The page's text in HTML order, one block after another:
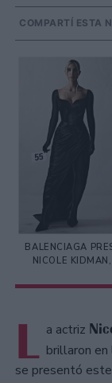
COMPARTÍ ESTA
BALENCIAGA
NICOLE
L a actriz
brillaron en
se presentó